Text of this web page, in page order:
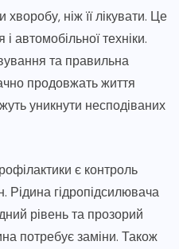
ніж її лікувати. Це
автомобільної техніки.
та правильна
продовжать життя
уникнути несподіваних
є контроль
Рідина гідропідсилювача
рівень та прозорий
потребує заміни. Також